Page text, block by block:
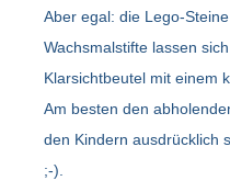
Aber egal: die Lego-
Wachsmalstifte lassen
Klarsichtbeutel mit einem
Am besten den
den Kindern ausdrücklich
;-).